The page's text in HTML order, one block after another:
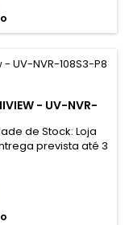
- UV-NVR-
de Stock: Loja
prevista até 3
Ferreira
até 2 dias